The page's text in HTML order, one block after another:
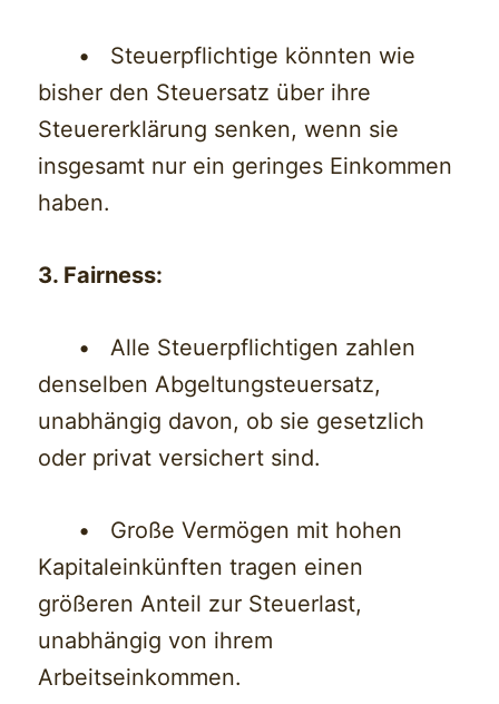
• Steuerpflichtige könnten wie
bisher den Steuersatz über ihre
Steuererklärung senken, wenn sie
insgesamt nur ein geringes Einkommen
haben.
3. Fairness:
• Alle Steuerpflichtigen zahlen
denselben Abgeltungsteuersatz,
unabhängig davon, ob sie gesetzlich
oder privat versichert sind.
• Große Vermögen mit hohen
Kapitaleinkünften tragen einen
größeren Anteil zur Steuerlast,
unabhängig von ihrem
Arbeitseinkommen.